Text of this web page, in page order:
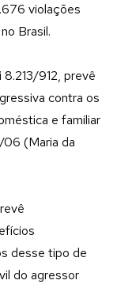
violações
Brasil.
912, prevê
contra os
e familiar
06 (Maria da
desse tipo de
do agressor